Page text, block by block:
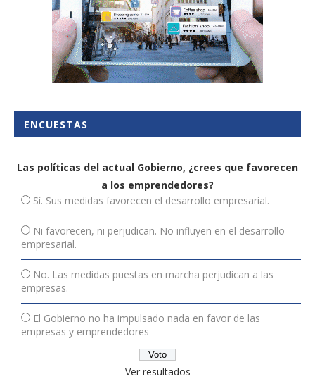
ENCUESTAS
Las políticas del actual Gobierno, ¿crees que favorecen
a los emprendedores?
Sí. Sus medidas favorecen el desarrollo empresarial.
Ni favorecen, ni perjudican. No influyen en el desarrollo
empresarial.
No. Las medidas puestas en marcha perjudican a las
empresas.
El Gobierno no ha impulsado nada en favor de las
empresas y emprendedores
Ver resultados